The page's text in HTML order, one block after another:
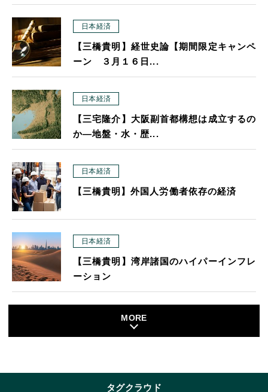
日本経済
【三橋貴明】経世史論【期間限定キャンペ
ーン ３月１６日...
日本経済
【三宅隆介】大阪副首都構想は成立するの
か―地盤・水・歴...
日本経済
【三橋貴明】外国人労働者依存の経済
日本経済
【三橋貴明】湾岸諸国のハイパーインフレ
ーション
MORE
タグクラウド